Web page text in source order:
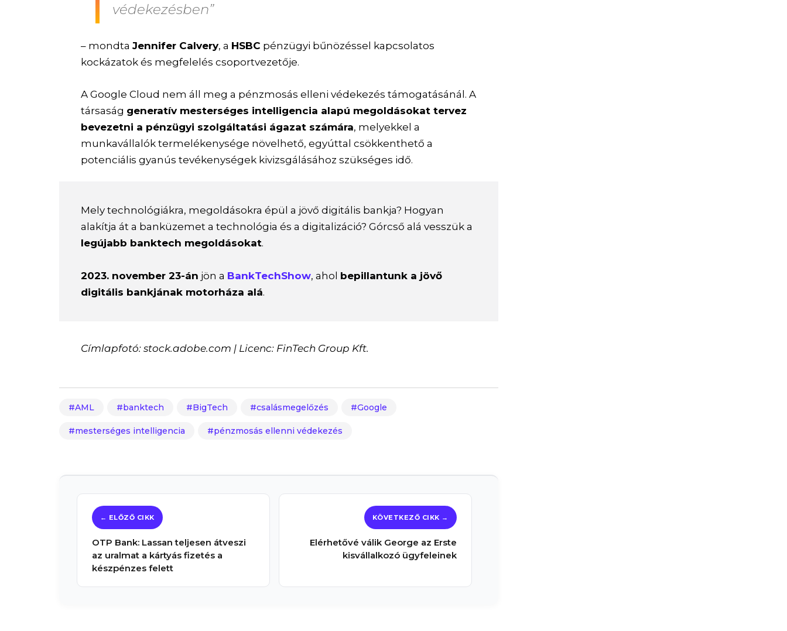
védekezésben”
– mondtaJennifer Calvery, a HSBC pénzügyi bűnözéssel kapcsolatos
kockázatok és megfelelés csoportvezetője.
A Google Cloud nem áll meg a pénzmosás elleni védekezés támogatásánál. A
társaság generatív mesterséges intelligencia alapú megoldásokat tervez
bevezetni a pénzügyi szolgáltatási ágazat számára, melyekkel a
munkavállalók termelékenysége növelhető, egyúttal csökkenthető a
potenciális gyanús tevékenységek kivizsgálásához szükséges idő.
Mely technológiákra, megoldásokra épül a jövő digitális bankja? Hogyan
alakítja át a banküzemet a technológia és a digitalizáció? Górcső alá vesszük a
legújabb banktech megoldásokat.
2023. november 23-án jön a BankTechShow, ahol bepillantunk a jövő
digitális bankjának motorháza alá.
Címlapfotó: stock.adobe.com | Licenc: FinTech Group Kft.
AML banktech BigTech csalásmegelőzés Google
mesterséges intelligencia pénzmosás ellenni védekezés
OTP Bank: Lassan teljesen átveszi
az uralmat a kártyás fizetés a
készpénzes felett
Elérhetővé válik George az Erste
kisvállalkozó ügyfeleinek